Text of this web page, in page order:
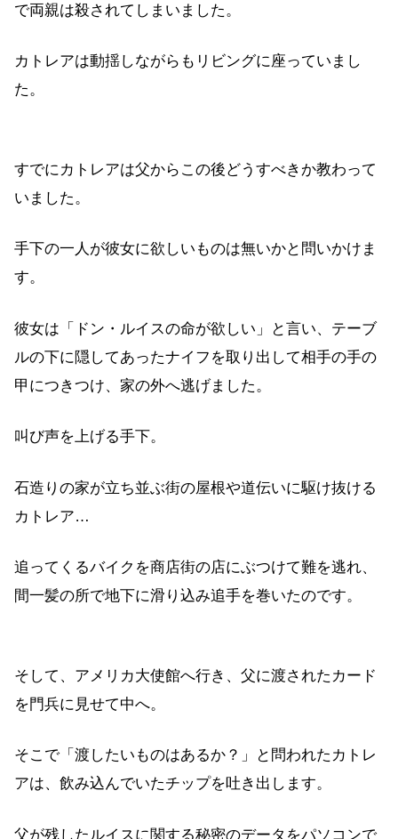
で両親は殺されてしまいました。
カトレアは動揺しながらもリビングに座っていまし
た。
すでにカトレアは父からこの後どうすべきか教わって
いました。
手下の一人が彼女に欲しいものは無いかと問いかけま
す。
彼女は「ドン・ルイスの命が欲しい」と言い、テーブ
ルの下に隠してあったナイフを取り出して相手の手の
甲につきつけ、家の外へ逃げました。
叫び声を上げる手下。
石造りの家が立ち並ぶ街の屋根や道伝いに駆け抜ける
カトレア…
追ってくるバイクを商店街の店にぶつけて難を逃れ、
間一髪の所で地下に滑り込み追手を巻いたのです。
そして、アメリカ大使館へ行き、父に渡されたカード
を門兵に見せて中へ。
そこで「渡したいものはあるか？」と問われたカトレ
アは、飲み込んでいたチップを吐き出します。
父が残したルイスに関する秘密のデータをパソコンで